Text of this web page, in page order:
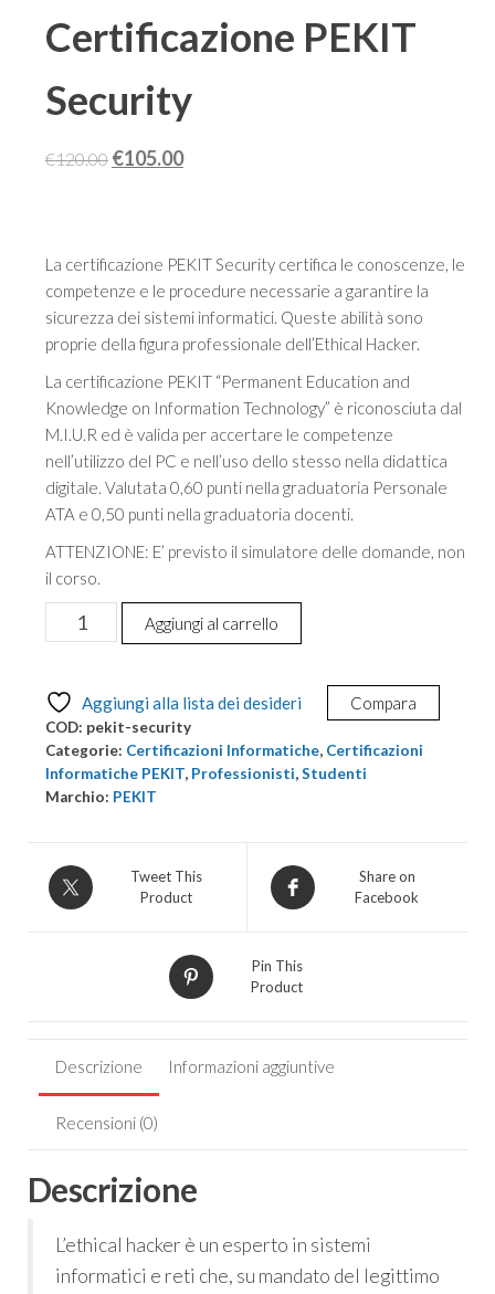
Certificazione PEKIT
Security
€120.00 Il
€120.00.
€105.00Il
€105.00.
La certificazione PEKIT Security certifica le conoscenze, le
competenze e le procedure necessarie a garantire la
sicurezza dei sistemi informatici. Queste abilità sono
proprie della figura professionale dell’Ethical Hacker.
La certificazione PEKIT “Permanent Education and
Knowledge on Information Technology” è riconosciuta dal
M.I.U.R ed è valida per accertare le competenze
nell’utilizzo del PC e nell’uso dello stesso nella didattica
digitale. Valutata 0,60 punti nella graduatoria Personale
ATA e 0,50 punti nella graduatoria docenti.
ATTENZIONE: E’ previsto il simulatore delle domande, non
il corso.
Certificazione
PEKIT
quantità
Aggiungi al carrello
Aggiungi alla lista dei desideri Compara
COD: pekit-security
Categorie: Certificazioni Informatiche, Certificazioni
Informatiche PEKIT, Professionisti,Studenti
Marchio: PEKIT
Tweet This
Product
Share on
Facebook
Pin This
Product
Descrizione Informazioni aggiuntive
Recensioni (0)
Descrizione
L’ethical hacker è un esperto in sistemi
informatici e reti che, su mandato del legittimo